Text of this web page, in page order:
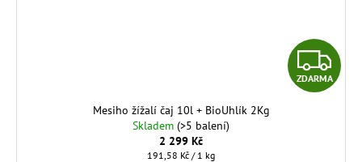
Z
D
ZDARMA
Mesiho žížalí čaj 10l + BioUhlík 2Kg
Skladem (>5 balení)
2 299 Kč
Měrná
191,58 Kč / 1 kg